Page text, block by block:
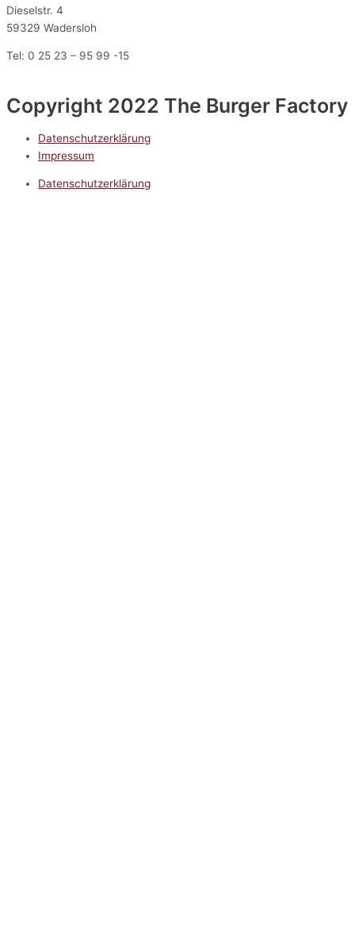
Dieselstr. 4
59329 Wadersloh
Tel: 0 25 23 – 95 99 -15
Copyright 2022 The Burger Factory
Datenschutzerklärung
Impressum
Datenschutzerklärung